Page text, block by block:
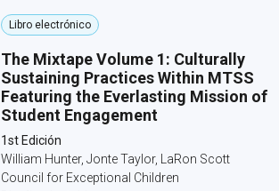
Libro electrónico
The Mixtape Volume 1: Culturally
Sustaining Practices Within MTSS
Featuring the Everlasting Mission of
Student Engagement
1st Edición
William Hunter, Jonte Taylor, LaRon Scott
Council for Exceptional Children